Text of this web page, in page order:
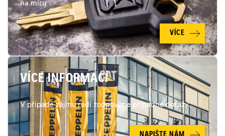
na míru.
VÍCE
VÍCE INFORMACÍ
V případě zájmu rádi zodpovíme případné dotazy.